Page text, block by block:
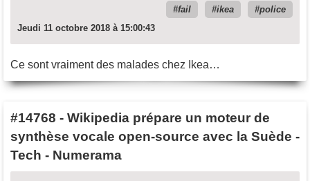
fail
ikea
police
Jeudi 11 octobre 2018 à 15:00:43
Ce sont vraiment des malades chez Ikea…
#14768 - Wikipedia prépare un moteur de
synthèse vocale open-source avec la Suède -
Tech - Numerama